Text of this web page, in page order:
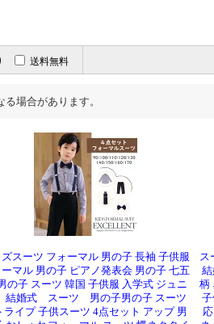
送料無料
場合があります。
ズスーツ フォーマル 男の子 長袖 子供服
ーマル 男の子 ピアノ発表会 男の子 七五
の子 スーツ 韓国 子供服 入学式 ジュニ
婚式 スーツ 男の子男の子 スーツ
ライプ 子供スーツ 4点セット アップ 男
ス
結
柄
子